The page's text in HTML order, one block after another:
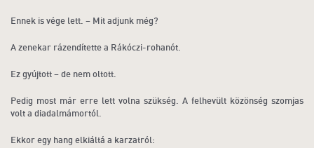
Ennek is vége lett. – Mit adjunk még?
A zenekar rázendítette a Rákóczi-rohanót.
Ez gyújtott – de nem oltott.
Pedig most már erre lett volna szükség. A felhevült közönség szomjas
volt a diadalmámortól.
Ekkor egy hang elkiáltá a karzatról: